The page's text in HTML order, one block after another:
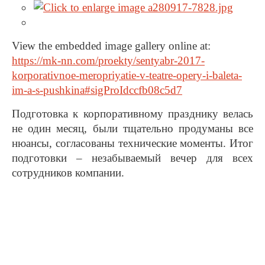
View the embedded image gallery online at:
https://mk-nn.com/proekty/sentyabr-2017-
korporativnoe-meropriyatie-v-teatre-opery-i-baleta-
im-a-s-pushkina#sigProIdccfb08c5d7
Подготовка к корпоративному празднику велась
не один месяц, были тщательно продуманы все
нюансы, согласованы технические моменты. Итог
подготовки – незабываемый вечер для всех
сотрудников компании.